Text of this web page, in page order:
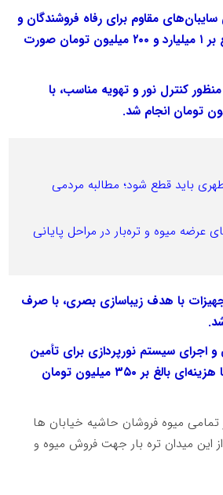
مقاوم برای رفاه فروشندگان و
خریداران، با هزینه‌ای بالغ بر ۱ میلیارد و ۲۰۰ میلیون تومان صورت
کنترل نور و تهویه مناسب، با
باید قطع شود؛ مطالبه مردمی
عرضه میوه و تره‌بار در مراحل پایانی
با هدف زیباسازی بصری، با صرف
اجرای سیستم نورپردازی برای تأمین
امنیت و استفاده شبانه، با هزینه‌ای بالغ بر ۳۵۰ میلیون تومان
تمامی میوه فروشان حاشیه خیابان ها
این میدان تره بار جهت فروش میوه و